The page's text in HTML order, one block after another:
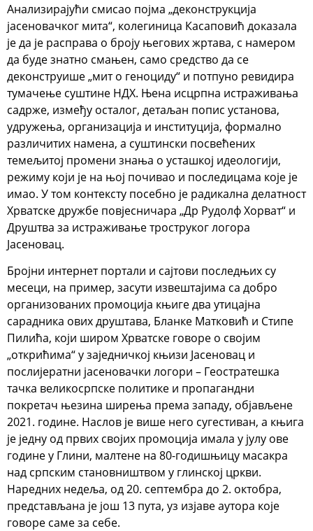
Анализирајући смисао појма „деконструкција
јасеновачког мита“, колегиница Касаповић доказала
је да је расправа о броју његових жртава, с намером
да буде знатно смањен, само средство да се
деконструише „мит о геноциду“ и потпуно ревидира
тумачење суштине НДХ. Њена исцрпна истраживања
садрже, између осталог, детаљан попис установа,
удружења, организација и институција, формално
различитих намена, а суштински посвећених
темељитој промени знања о усташкој идеологији,
режиму који је на њој почивао и последицама које је
имао. У том контексту посебно је радикална делатност
Хрватске дружбе повјесничара „Др Рудолф Хорват“ и
Друштва за истраживање троструког логора
Јасеновац.
Бројни интернет портали и сајтови последњих су
месеци, на пример, засути извештајима са добро
организованих промоција књиге два утицајна
сарадника ових друштава, Бланке Матковић и Стипе
Пилића, који широм Хрватске говоре о својим
„открићима“ у заједничкој књизи Јасеновац и
послијератни јасеновачки логори – Геостратешка
тачка великосрпске политике и пропагандни
покретач њезина ширења према западу, објављене
2021. године. Наслов је више него сугестиван, а књига
је једну од првих својих промоција имала у јулу ове
године у Глини, малтене на 80-годишњицу масакра
над српским становништвом у глинској цркви.
Наредних недеља, од 20. септембра до 2. октобра,
представљана је још 13 пута, уз изјаве аутора које
говоре саме за себе.